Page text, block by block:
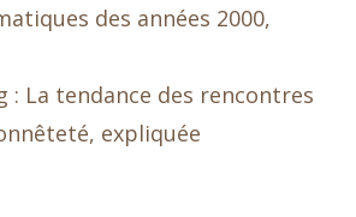
des années 2000,
: La tendance des rencontres
expliquée